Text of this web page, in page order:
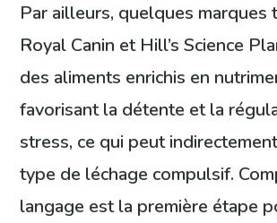
Par ailleurs, quelques marques
Royal Canin et Hill’s Science
des aliments enrichis en
favorisant la détente et la
stress, ce qui peut
type de léchage compulsif.
langage est la première étape